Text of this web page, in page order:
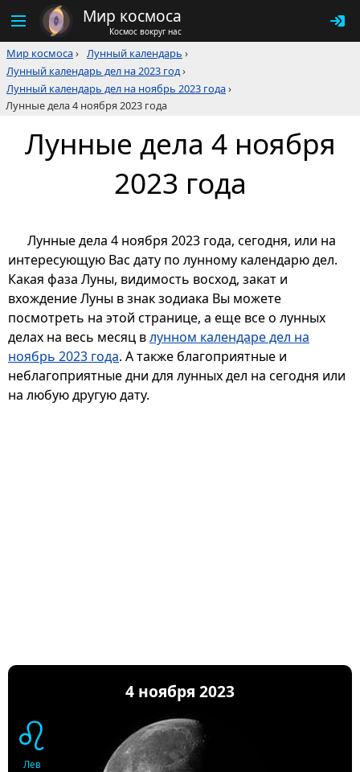
Мир космоса
Космос вокруг нас
Мир космоса› Лунный календарь ›
Лунный календарь дел на 2023 год›
Лунный календарь дел на ноябрь 2023 года›
Лунные дела 4 ноября 2023 года
Лунные дела 4 ноября
2023 года
Лунные дела 4 ноября 2023 года, сегодня, или на
интересующую Вас дату по лунному календарю дел.
Какая фаза Луны, видимость восход, закат и
вхождение Луны в знак зодиака Вы можете
посмотреть на этой странице, а еще все о лунных
делах на весь месяц влунном календаре дел на
ноябрь 2023 года. А также благоприятные и
неблагоприятные дни для лунных дел на сегодня или
на любую другую дату.
4 ноября 2023
♌
Лев